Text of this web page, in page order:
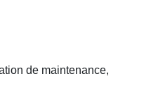
de maintenance,